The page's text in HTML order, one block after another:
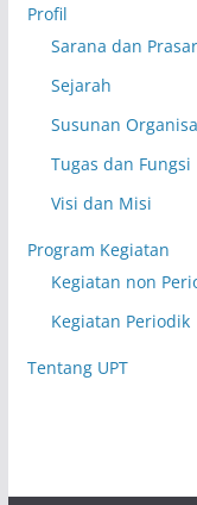
Profil
Sarana dan
Sejarah
Susunan
Tugas dan Fungsi
Visi dan Misi
Program Kegiatan
Kegiatan non
Kegiatan Periodik
Tentang UPT